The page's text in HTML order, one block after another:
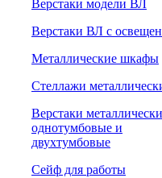
Верстаки модели ВЛ
Верстаки ВЛ с
Металлические шкафы
Стеллажи
Верстаки
однотумбовые и
двухтумбовые
Сейф для работы